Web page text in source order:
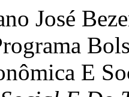
José
E